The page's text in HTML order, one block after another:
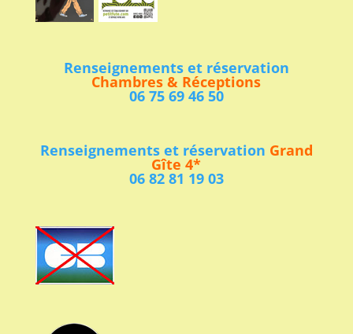
Renseignements et réservation
Chambres & Réceptions
06 75 69 46 50
Renseignements et réservation Grand
Gîte 4*
06 82 81 19 03